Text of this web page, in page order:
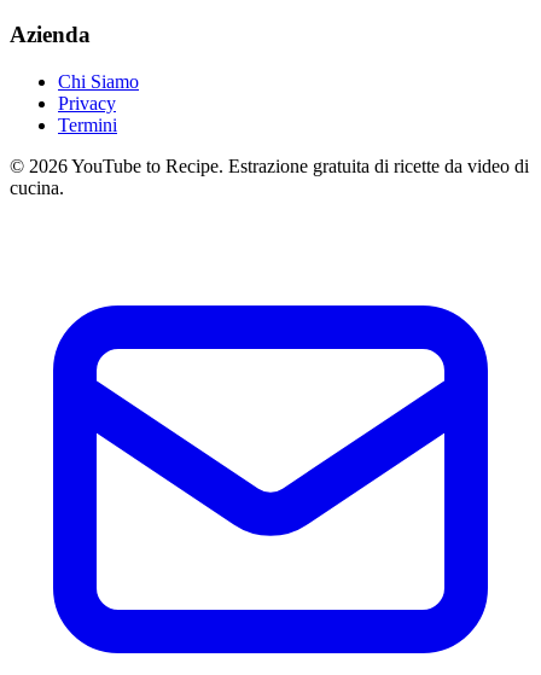
Azienda
Chi Siamo
Privacy
Termini
© 2026YouTube to Recipe. Estrazione gratuita di ricette da video di
cucina.